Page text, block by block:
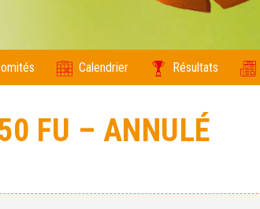
Calendrier Résultats
FU – ANNULÉ